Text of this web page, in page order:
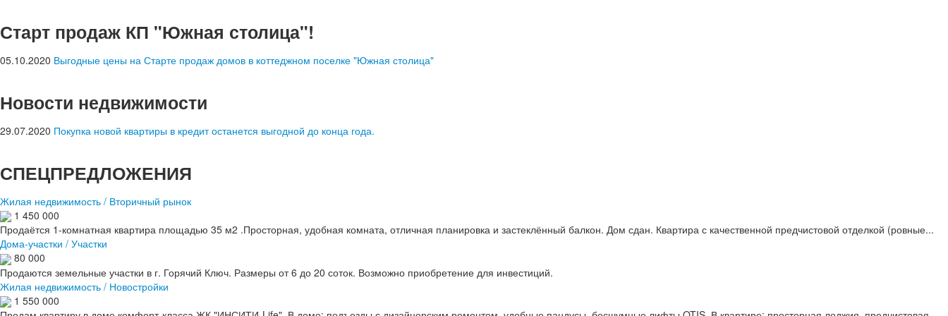
Старт продаж КП "Южная столица"!
05.10.2020 Выгодные цены на Старте продаж домов в коттеджном поселке "Южная столица"
Новости недвижимости
29.07.2020 Покупка новой квартиры в кредит останется выгодной до конца года.
СПЕЦПРЕДЛОЖЕНИЯ
Жилая недвижимость / Вторичный рынок
1 450 000
Продаётся 1-комнатная квартира площадью 35 м2 .Просторная, удобная комната, отличная планировка и застеклённый балкон. Дом сдан. Квартира с качественной предчистовой отделкой (ровные...
Дома-участки / Участки
80 000
Продаются земельные участки в г. Горячий Ключ. Размеры от 6 до 20 соток. Возможно приобретение для инвестиций.
Жилая недвижимость / Новостройки
1 550 000